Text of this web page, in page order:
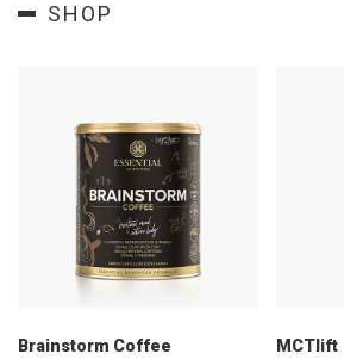
SHOP
Brainstorm Coffee MCTlift